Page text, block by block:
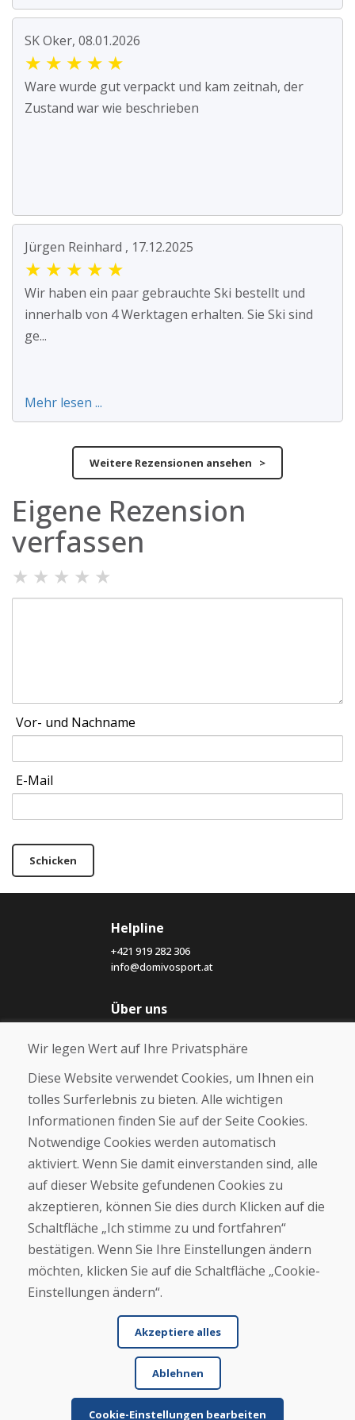
SK Oker, 08.01.2026
★ ★ ★ ★ ★
Ware wurde gut verpackt und kam zeitnah, der
Zustand war wie beschrieben
Jürgen Reinhard , 17.12.2025
★ ★ ★ ★ ★
Wir haben ein paar gebrauchte Ski bestellt und
innerhalb von 4 Werktagen erhalten. Sie Ski sind
ge...
Mehr lesen ...
Weitere Rezensionen ansehen >
Eigene Rezension
verfassen
★ ★ ★ ★ ★
Vor- und Nachname
E-Mail
Schicken
Helpline
+421 919 282 306
info@domivosport.at
Über uns
Über uns
Kontakt
Kaufen
E-Shop
Geschäftsbedingungen
Zahlung
Beschwerde
Rückgabe und Umtausch von Waren
Cookies
© DOMIVOSPORT 2026, Alle Rechte vorbehalten
Wir legen Wert auf Ihre Privatsphäre
Diese Website verwendet Cookies, um Ihnen ein
tolles Surferlebnis zu bieten. Alle wichtigen
Informationen finden Sie auf der Seite Cookies.
Notwendige Cookies werden automatisch
aktiviert. Wenn Sie damit einverstanden sind, alle
auf dieser Website gefundenen Cookies zu
akzeptieren, können Sie dies durch Klicken auf die
Schaltfläche „Ich stimme zu und fortfahren“
bestätigen. Wenn Sie Ihre Einstellungen ändern
möchten, klicken Sie auf die Schaltfläche „Cookie-
Einstellungen ändern“.
Akzeptiere alles
Ablehnen
Cookie-Einstellungen bearbeiten